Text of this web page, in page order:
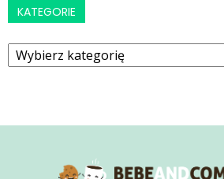
KATEGORIE
Kategorie